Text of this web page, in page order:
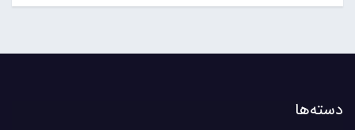
دسته‌ها